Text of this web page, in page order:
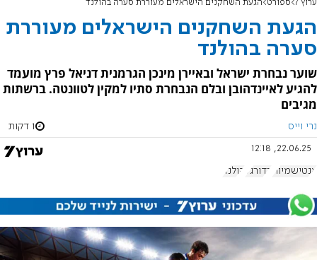
ערוץ 7 ספורט הגעת השחקנים הישראלים מעוררת סערה בהולנד
הגעת השחקנים הישראלים מעוררת
סערה בהולנד
שוער נבחרת ישראל ובאיירן מינכן הגרמנית דניאל פרץ מועמד
להגיע לאיינדהובן ובלם הנבחרת סתיו למקין לטוונטה. ברשתות
מגיבים
נרי וייס 1 דקות
22.06.25, 12:18
אנטישמיות כדורגל הולנד